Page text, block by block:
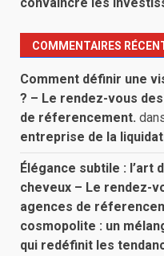
COMMENTAIRES
Comment définir une
? – Le rendez-vous
de réferencement.
entreprise de la
Élégance subtile : l’art
cheveux – Le rendez-
agences de
cosmopolite : un
qui redéfinit les